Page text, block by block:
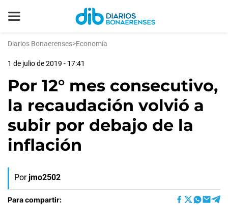
Diarios Bonaerenses>Economía
1 de julio de 2019 - 17:41
Por 12° mes consecutivo,
la recaudación volvió a
subir por debajo de la
inflación
Por jmo2502
Para compartir: